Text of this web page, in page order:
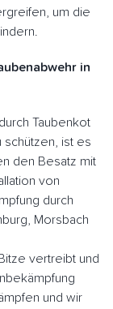
um die
in
Taubenkot
schützen, ist es
den Besatz mit
von
durch
Morsbach
vertreibt und
und wir